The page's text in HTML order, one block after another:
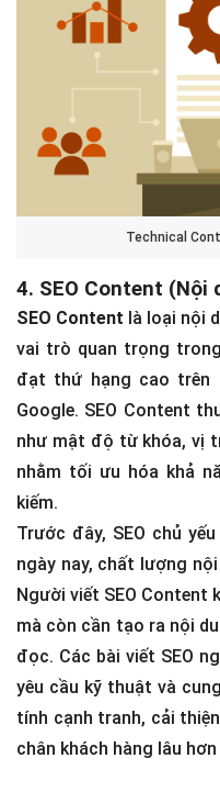
Technical
4. SEO Content (Nội
SEO Content là loại nội
vai trò quan trọng
đạt thứ hạng cao trên
Google. SEO Content
như mật độ từ khóa, vị
nhằm tối ưu hóa khả
kiếm.
Trước đây, SEO chủ
ngày nay, chất lượng
Người viết SEO Content
mà còn cần tạo ra nội
đọc. Các bài viết SEO
yêu cầu kỹ thuật và
tính cạnh tranh, cải
chân khách hàng lâu